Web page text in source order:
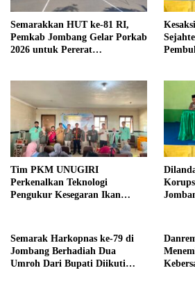
Semarakkan HUT ke-81 RI,
Pemkab Jombang Gelar Porkab
2026 untuk Pererat
Tim PKM UNUGIRI
Perkenalkan Teknologi
Pengukur Kesegaran Ikan
Semarak Harkopnas ke-79 di
Jombang Berhadiah Dua
Umroh Dari Bupati Diikuti